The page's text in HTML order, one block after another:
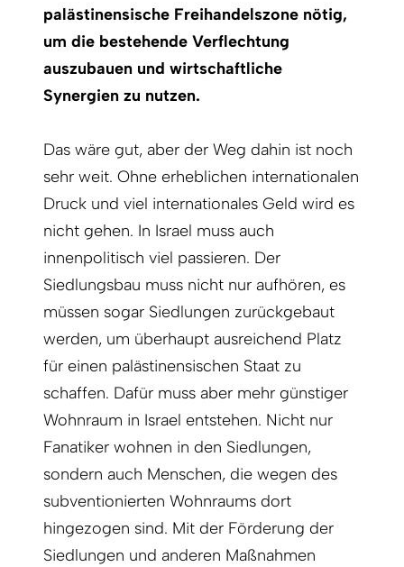
palästinensische Freihandelszone nötig,
um die bestehende Verflechtung
auszubauen und wirtschaftliche
Synergien zu nutzen.
Das wäre gut, aber der Weg dahin ist noch
sehr weit. Ohne erheblichen internationalen
Druck und viel internationales Geld wird es
nicht gehen. In Israel muss auch
innenpolitisch viel passieren. Der
Siedlungsbau muss nicht nur aufhören, es
müssen sogar Siedlungen zurückgebaut
werden, um überhaupt ausreichend Platz
für einen palästinensischen Staat zu
schaffen. Dafür muss aber mehr günstiger
Wohnraum in Israel entstehen. Nicht nur
Fanatiker wohnen in den Siedlungen,
sondern auch Menschen, die wegen des
subventionierten Wohnraums dort
hingezogen sind. Mit der Förderung der
Siedlungen und anderen Maßnahmen